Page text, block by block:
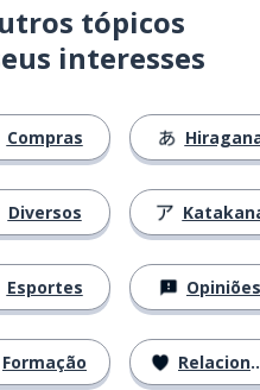
tópicos
interesses
Compras
Diversos
Esportes
Formação
Opiniões
Relacionamentos